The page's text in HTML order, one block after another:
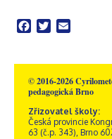
Facebook
Twitter
© 2016-2026
pedagogická Brno
Zřizovatel školy:
Česká provincie
63 (č.p. 343), Brno